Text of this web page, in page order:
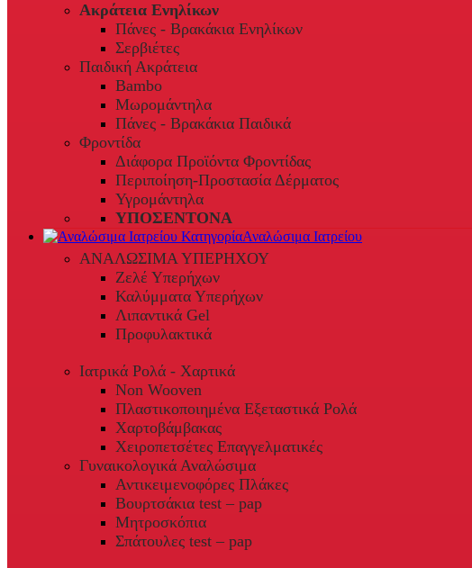
Ακράτεια Ενηλίκων
Πάνες - Βρακάκια Ενηλίκων
Σερβιέτες
Παιδική Ακράτεια
Bambo
Μωρομάντηλα
Πάνες - Βρακάκια Παιδικά
Φροντίδα
Διάφορα Προϊόντα Φροντίδας
Περιποίηση-Προστασία Δέρματος
Υγρομάντηλα
ΥΠΟΣΕΝΤΟΝΑ
Αναλώσιμα Ιατρείου
ΑΝΑΛΩΣΙΜΑ ΥΠΕΡΗΧΟΥ
Ζελέ Υπερήχων
Καλύμματα Υπερήχων
Λιπαντικά Gel
Προφυλακτικά
Ιατρικά Ρολά - Χαρτικά
Non Wooven
Πλαστικοποιημένα Εξεταστικά Ρολά
Χαρτοβάμβακας
Χειροπετσέτες Επαγγελματικές
Γυναικολογικά Αναλώσιμα
Αντικειμενοφόρες Πλάκες
Βουρτσάκια test – pap
Μητροσκόπια
Σπάτουλες test – pap